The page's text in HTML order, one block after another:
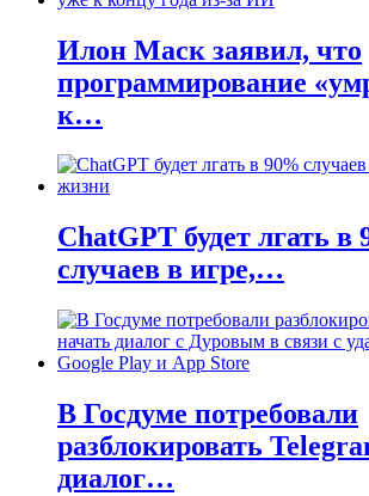
Илон Маск заявил, что
программирование
к…
ChatGPT будет лгать в
случаев в игре,…
В Госдуме потребовали
разблокировать
диалог…